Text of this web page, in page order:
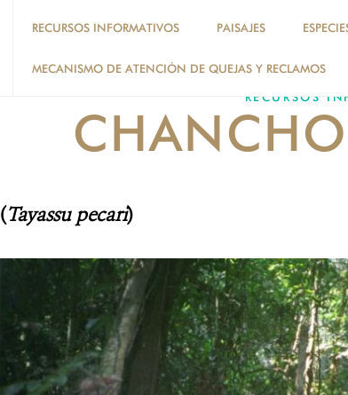
RECURSOS INFORMATIVOS PAISAJES
MECANISMO DE ATENCIÓN DE QUEJAS Y RECLAMOS
RECURSOS
(Tayassu pecari)